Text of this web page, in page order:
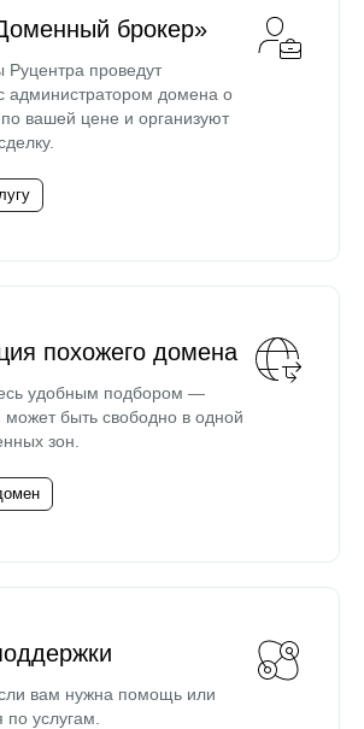
брокер»
Руцентра проведут
администратором домена о
вашей цене и организуют
похожего домена
удобным подбором —
быть свободно в одной
зон.
вам нужна помощь или
по услугам.